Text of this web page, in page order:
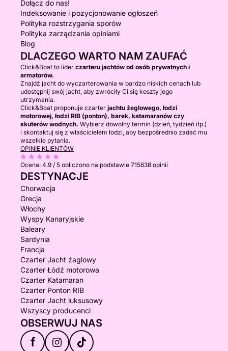
Dołącz do nas!
Indeksowanie i pozycjonowanie ogłoszeń
Polityka rozstrzygania sporów
Polityka zarządzania opiniami
Blog
DLACZEGO WARTO NAM ZAUFAĆ
Click&Boat to lider czarteru jachtów od osób prywatnych i
armatorów.
Znajdź jacht do wyczarterowania w bardzo niskich cenach lub
udostępnij swój jacht, aby zwróciły Ci się koszty jego
utrzymania.
Click&Boat proponuje czarter jachtu żeglowego, łodzi
motorowej, łodzi RIB (ponton), barek, katamaranów czy
skuterów wodnych. Wybierz dowolny termin (dzień, tydzień itp.)
i skontaktuj się z właścicielem łodzi, aby bezpośrednio zadać mu
wszelkie pytania.
OPINIE KLIENTÓW
Ocena: 4.9 / 5 obliczono na podstawie 715638 opinii
DESTYNACJE
Chorwacja
Grecja
Włochy
Wyspy Kanaryjskie
Baleary
Sardynia
Francja
Czarter Jacht żaglowy
Czarter Łódź motorowa
Czarter Katamaran
Czarter Ponton RIB
Czarter Jacht luksusowy
Wszyscy producenci
OBSERWUJ NAS
f